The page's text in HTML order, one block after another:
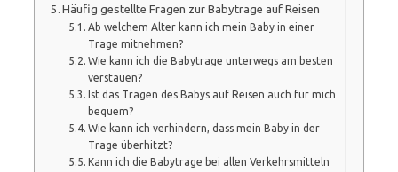
Häufig gestellte Fragen zur Babytrage auf Reisen
Ab welchem Alter kann ich mein Baby in einer
Trage mitnehmen?
Wie kann ich die Babytrage unterwegs am besten
verstauen?
Ist das Tragen des Babys auf Reisen auch für mich
bequem?
Wie kann ich verhindern, dass mein Baby in der
Trage überhitzt?
Kann ich die Babytrage bei allen Verkehrsmitteln